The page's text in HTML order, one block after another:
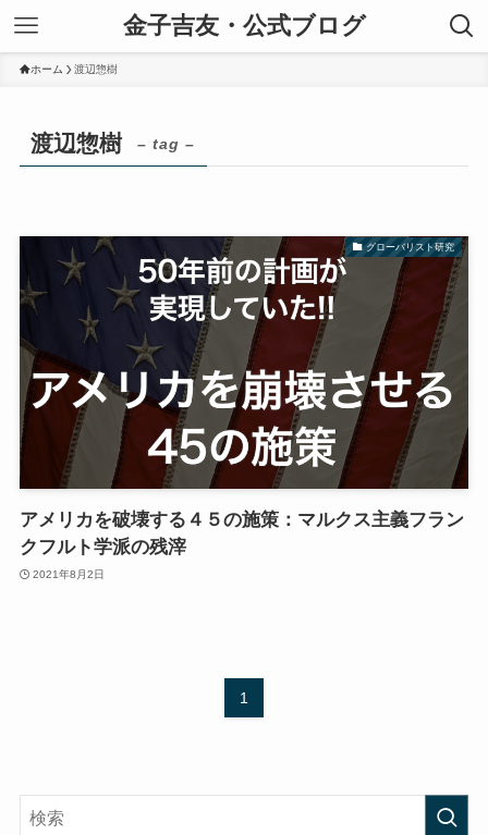
金子吉友・公式ブログ
ホーム 渡辺惣樹
渡辺惣樹 – tag –
グローバリスト研究
アメリカを破壊する４５の施策：マルクス主義フラン
クフルト学派の残滓
2021年8月2日
1